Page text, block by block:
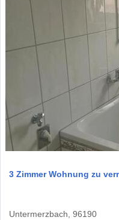
3 Zimmer Wohnung zu
Untermerzbach, 96190